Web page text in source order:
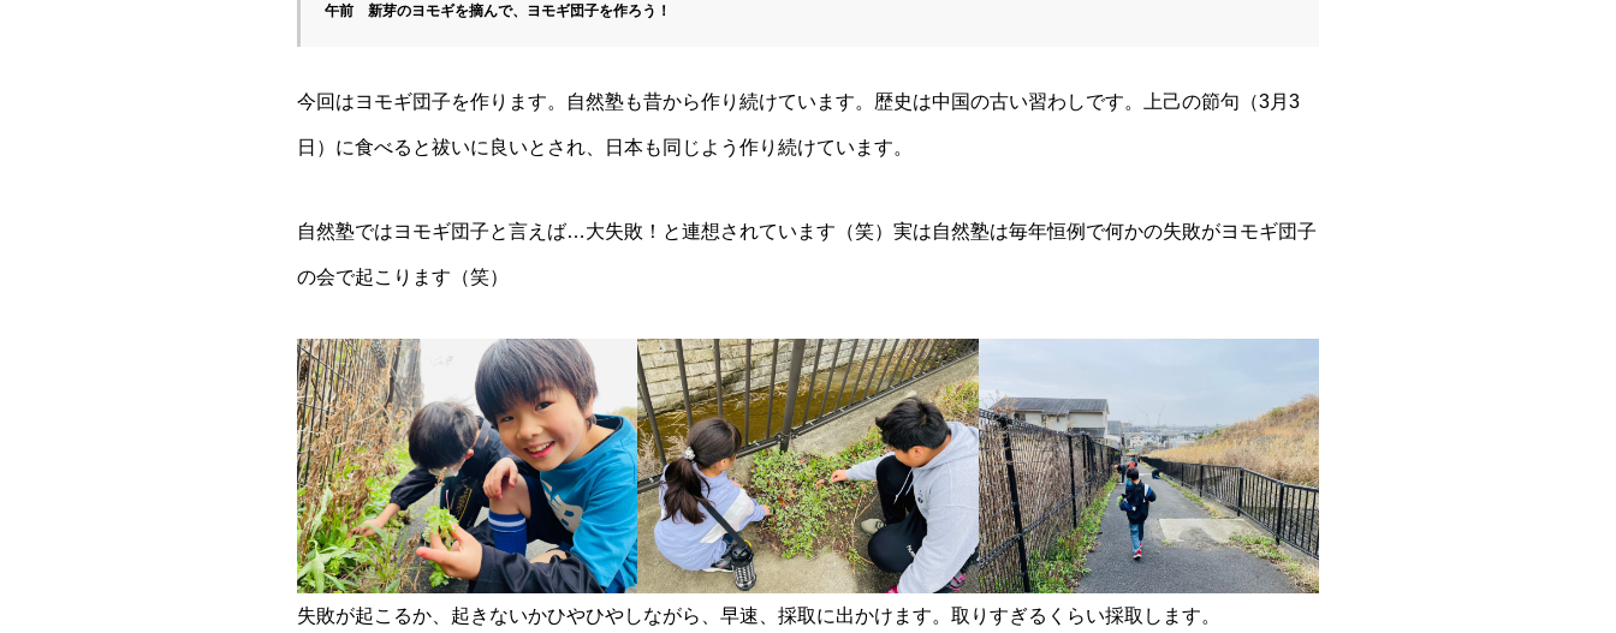
午前　新芽のヨモギを摘んで、ヨモギ団子を作ろう！
今回はヨモギ団子を作ります。自然塾も昔から作り続けています。歴史は中国の古い習わしです。上己の節句（3月3
日）に食べると祓いに良いとされ、日本も同じよう作り続けています。
自然塾ではヨモギ団子と言えば…大失敗！と連想されています（笑）実は自然塾は毎年恒例で何かの失敗がヨモギ団子
の会で起こります（笑）
失敗が起こるか、起きないかひやひやしながら、早速、採取に出かけます。取りすぎるくらい採取します。